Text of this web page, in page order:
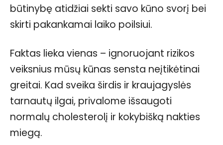
būtinybę atidžiai sekti savo kūno svorį bei
skirti pakankamai laiko poilsiui.
Faktas lieka vienas – ignoruojant rizikos
veiksnius mūsų kūnas sensta neįtikėtinai
greitai. Kad sveika širdis ir kraujagyslės
tarnautų ilgai, privalome išsaugoti
normalų cholesterolį ir kokybišką nakties
miegą.